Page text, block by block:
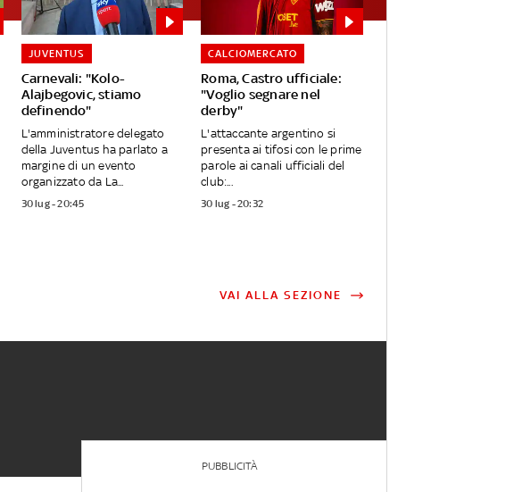
Carnevali: "Kolo-
Alajbegovic, stiamo
definendo"
JUVENTUS
L'amministratore delegato
della Juventus ha parlato a
margine di un evento
organizzato da La...
30 lug - 20:45
Roma, Castro ufficiale:
"Voglio segnare nel
derby"
CALCIOMERCATO
L'attaccante argentino si
presenta ai tifosi con le prime
parole ai canali ufficiali del
club:...
30 lug - 20:32
VAI ALLA SEZIONE
PUBBLICITÀ